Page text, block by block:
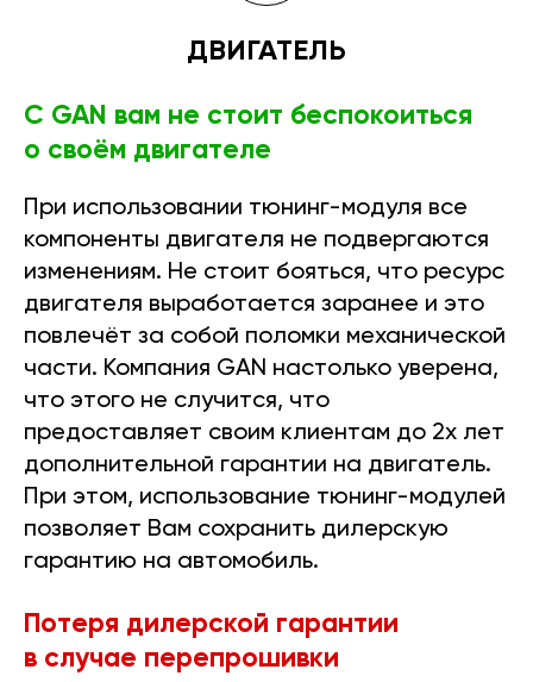
ДВИГАТЕЛЬ
С GAN вам не стоит беспокоиться
о своём двигателе
При использовании тюнинг-модуля все
компоненты двигателя не подвергаются
изменениям. Не стоит бояться, что ресурс
двигателя выработается заранее и это
повлечёт за собой поломки механической
части. Компания GAN настолько уверена,
что этого не случится, что
предоставляет своим клиентам до 2х лет
дополнительной гарантии на двигатель.
При этом, использование тюнинг-модулей
позволяет Вам сохранить дилерскую
гарантию на автомобиль.
Потеря дилерской гарантии
в случае перепрошивки